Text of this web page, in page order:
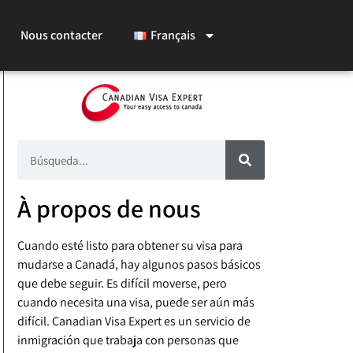
Nous contacter Français
À propos de nous
Cuando esté listo para obtener su visa para
mudarse a Canadá, hay algunos pasos básicos
que debe seguir. Es difícil moverse, pero
cuando necesita una visa, puede ser aún más
difícil. Canadian Visa Expert es un servicio de
inmigración que trabaja con personas que